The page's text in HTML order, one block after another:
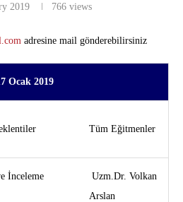
2019 766views
adresine mail gönderebilirsiniz
Ocak 2019
Tüm Eğitmenler
İnceleme
Uzm.Dr. Volkan
Arslan